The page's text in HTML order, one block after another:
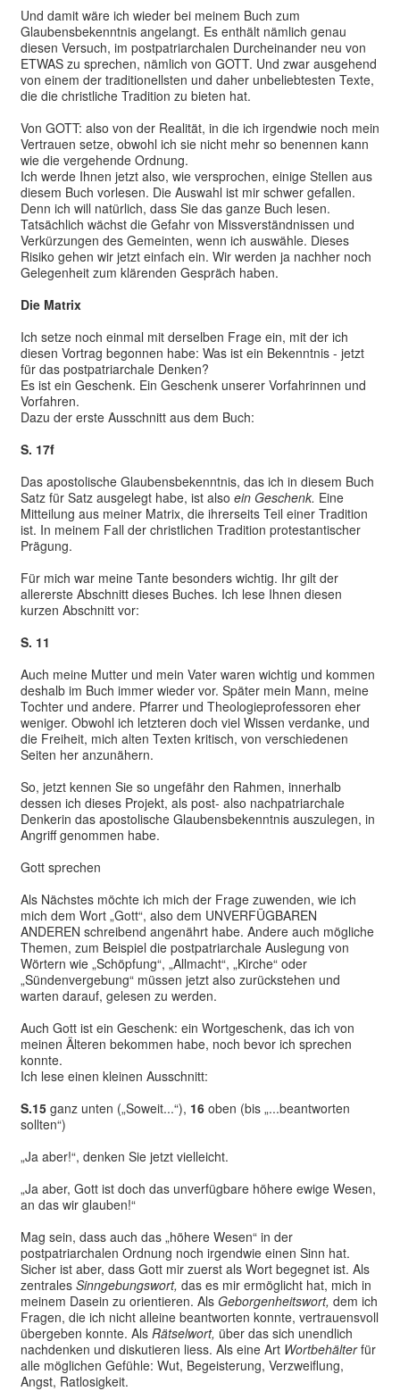
Und damit wäre ich wieder bei meinem Buch zum
Glaubensbekenntnis angelangt. Es enthält nämlich genau
diesen Versuch, im postpatriarchalen Durcheinander neu von
ETWAS zu sprechen, nämlich von GOTT. Und zwar ausgehend
von einem der traditionellsten und daher unbeliebtesten Texte,
die die christliche Tradition zu bieten hat.
Von GOTT: also von der Realität, in die ich irgendwie noch mein
Vertrauen setze, obwohl ich sie nicht mehr so benennen kann
wie die vergehende Ordnung.
Ich werde Ihnen jetzt also, wie versprochen, einige Stellen aus
diesem Buch vorlesen. Die Auswahl ist mir schwer gefallen.
Denn ich will natürlich, dass Sie das ganze Buch lesen.
Tatsächlich wächst die Gefahr von Missverständnissen und
Verkürzungen des Gemeinten, wenn ich auswähle. Dieses
Risiko gehen wir jetzt einfach ein. Wir werden ja nachher noch
Gelegenheit zum klärenden Gespräch haben.
Die Matrix
Ich setze noch einmal mit derselben Frage ein, mit der ich
diesen Vortrag begonnen habe: Was ist ein Bekenntnis - jetzt
für das postpatriarchale Denken?
Es ist ein Geschenk. Ein Geschenk unserer Vorfahrinnen und
Vorfahren.
Dazu der erste Ausschnitt aus dem Buch:
S. 17f
Das apostolische Glaubensbekenntnis, das ich in diesem Buch
Satz für Satz ausgelegt habe, ist also ein Geschenk. Eine
Mitteilung aus meiner Matrix, die ihrerseits Teil einer Tradition
ist. In meinem Fall der christlichen Tradition protestantischer
Prägung.
Für mich war meine Tante besonders wichtig. Ihr gilt der
allererste Abschnitt dieses Buches. Ich lese Ihnen diesen
kurzen Abschnitt vor:
S. 11
Auch meine Mutter und mein Vater waren wichtig und kommen
deshalb im Buch immer wieder vor. Später mein Mann, meine
Tochter und andere. Pfarrer und Theologieprofessoren eher
weniger. Obwohl ich letzteren doch viel Wissen verdanke, und
die Freiheit, mich alten Texten kritisch, von verschiedenen
Seiten her anzunähern.
So, jetzt kennen Sie so ungefähr den Rahmen, innerhalb
dessen ich dieses Projekt, als post- also nachpatriarchale
Denkerin das apostolische Glaubensbekenntnis auszulegen, in
Angriff genommen habe.
Gott sprechen
Als Nächstes möchte ich mich der Frage zuwenden, wie ich
mich dem Wort „Gott“, also dem UNVERFÜGBAREN
ANDEREN schreibend angenährt habe. Andere auch mögliche
Themen, zum Beispiel die postpatriarchale Auslegung von
Wörtern wie „Schöpfung“, „Allmacht“, „Kirche“ oder
„Sündenvergebung“ müssen jetzt also zurückstehen und
warten darauf, gelesen zu werden.
Auch Gott ist ein Geschenk: ein Wortgeschenk, das ich von
meinen Älteren bekommen habe, noch bevor ich sprechen
konnte.
Ich lese einen kleinen Ausschnitt:
S.15 ganz unten („Soweit...“), 16 oben (bis „...beantworten
sollten“)
„Ja aber!“, denken Sie jetzt vielleicht.
„Ja aber, Gott ist doch das unverfügbare höhere ewige Wesen,
an das wir glauben!“
Mag sein, dass auch das „höhere Wesen“ in der
postpatriarchalen Ordnung noch irgendwie einen Sinn hat.
Sicher ist aber, dass Gott mir zuerst als Wort begegnet ist. Als
zentrales Sinngebungswort, das es mir ermöglicht hat, mich in
meinem Dasein zu orientieren. Als Geborgenheitswort, dem ich
Fragen, die ich nicht alleine beantworten konnte, vertrauensvoll
übergeben konnte. Als Rätselwort, über das sich unendlich
nachdenken und diskutieren liess. Als eine Art Wortbehälterfür
alle möglichen Gefühle: Wut, Begeisterung, Verzweiflung,
Angst, Ratlosigkeit.